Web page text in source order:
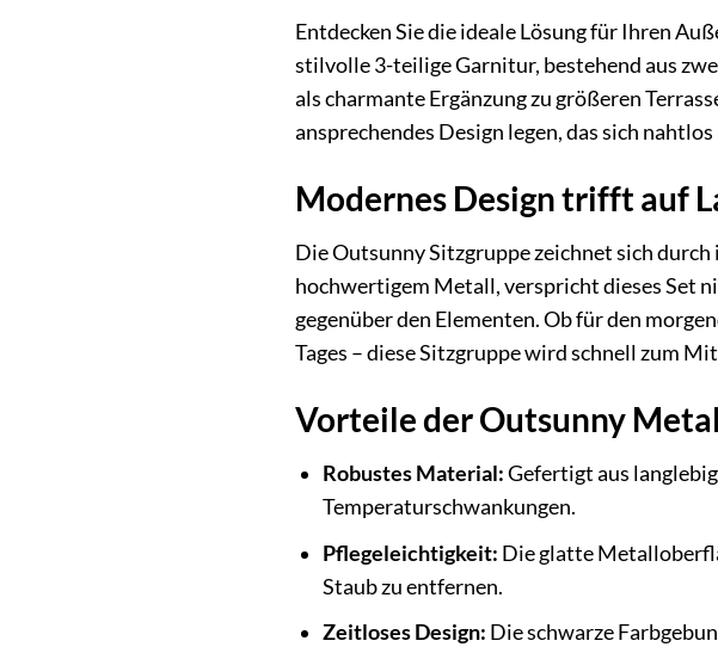
Entdecken Sie die ideale Lösung für Ihren
stilvolle 3-teilige Garnitur, bestehend aus
als charmante Ergänzung zu größeren
ansprechendes Design legen, das sich
Modernes Design trifft auf
Die Outsunny Sitzgruppe zeichnet sich
hochwertigem Metall, verspricht dieses Set
gegenüber den Elementen. Ob für den
Tages – diese Sitzgruppe wird schnell zum
Vorteile der Outsunny
Robustes Material:Gefertigt aus
Temperaturschwankungen.
Pflegeleichtigkeit: Die glatte
Staub zu entfernen.
Zeitloses Design: Die schwarze